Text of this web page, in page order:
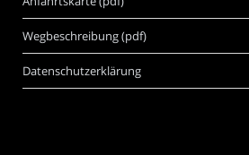
Wegbeschreibung (pdf)
Datenschutzerklärung